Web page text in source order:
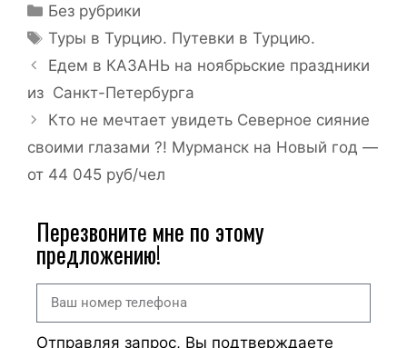
Без рубрики
Туры в Турцию. Путевки в Турцию.
Едем в КАЗАНЬ на ноябрьские праздники
из Санкт-Петербурга
Кто не мечтает увидеть Северное сияние
своими глазами ?! Мурманск на Новый год —
от 44 045 руб/чел
Перезвоните мне по этому
предложению!
Отправляя запрос, Вы подтверждаете